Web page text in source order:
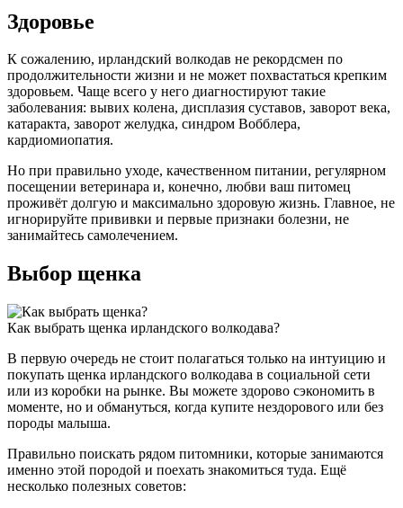
Здоровье
К сожалению, ирландский волкодав не рекордсмен по
продолжительности жизни и не может похвастаться крепким
здоровьем. Чаще всего у него диагностируют такие
заболевания: вывих колена, дисплазия суставов, заворот века,
катаракта, заворот желудка, cиндром Вобблера,
кардиомиопатия.
Но при правильно уходе, качественном питании, регулярном
посещении ветеринара и, конечно, любви ваш питомец
проживёт долгую и максимально здоровую жизнь. Главное, не
игнорируйте прививки и первые признаки болезни, не
занимайтесь самолечением.
Выбор щенка
Как выбрать щенка ирландского волкодава?
В первую очередь не стоит полагаться только на интуицию и
покупать щенка ирландского волкодава в социальной сети
или из коробки на рынке. Вы можете здорово сэкономить в
моменте, но и обмануться, когда купите нездорового или без
породы малыша.
Правильно поискать рядом питомники, которые занимаются
именно этой породой и поехать знакомиться туда. Ещё
несколько полезных советов: